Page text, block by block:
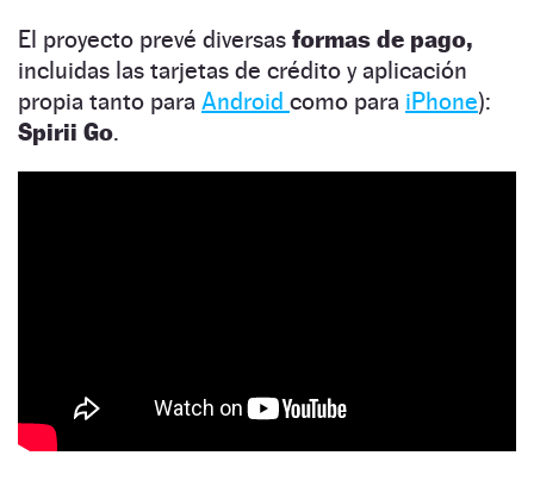
El proyecto prevé diversas formas de pago,
incluidas las tarjetas de crédito y aplicación
propia tanto para Android como para iPhone):
Spirii Go.